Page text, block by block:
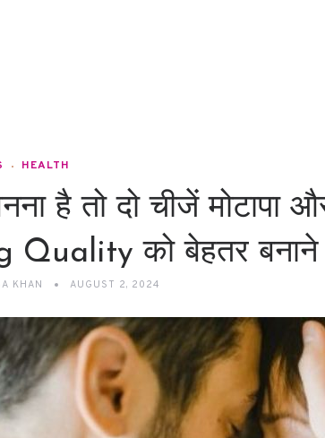
HEALTH
है तो दो चीजें
Quality को बेहतर बनाने
KHAN AUGUST 2, 2024